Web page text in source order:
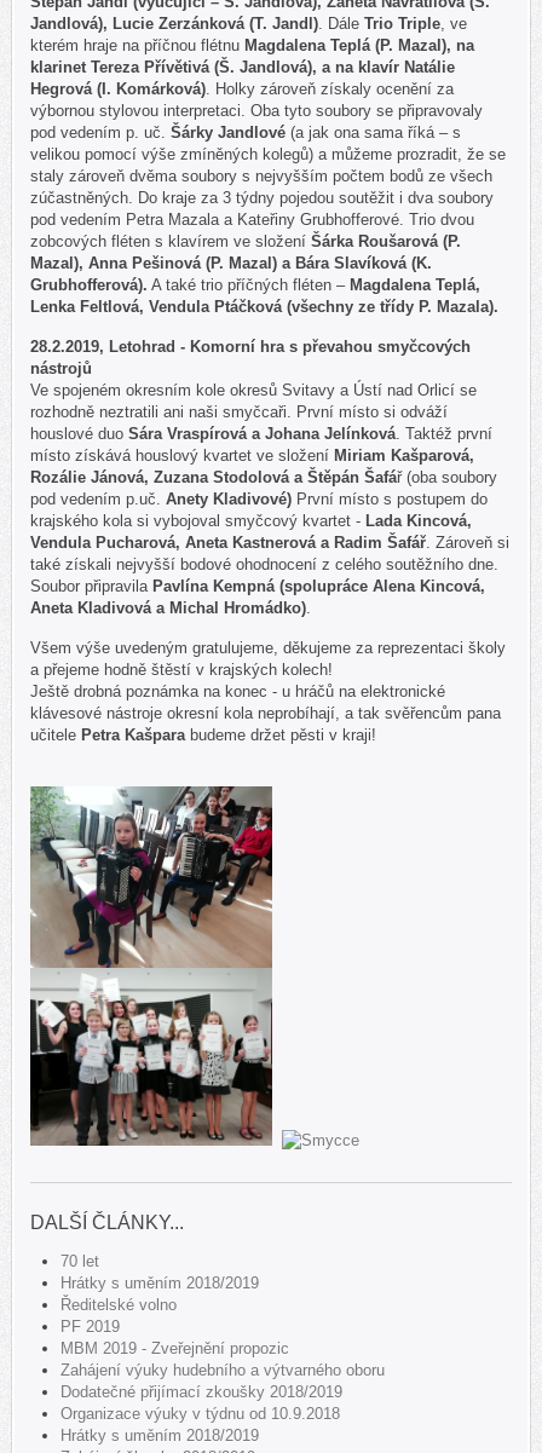
Jandlová), Lucie Zerzánková (T. Jandl) . Dále Trio Triple , ve
kterém hraje na příčnou flétnu Magdalena Teplá (P. Mazal), na
klarinet Tereza Přívětivá (Š. Jandlová), a na klavír Natálie
Hegrová (I. Komárková) . Holky zároveň získaly ocenění za
výbornou stylovou interpretaci. Oba tyto soubory se připravovaly
pod vedením p. uč. Šárky Jandlové (a jak ona sama říká – s
velikou pomocí výše zmíněných kolegů) a můžeme prozradit, že se
staly zároveň dvěma soubory s nejvyšším počtem bodů ze všech
zúčastněných . Do kraje za 3 týdny pojedou soutěžit i dva soubory
pod vedením Petra Mazala a Kateřiny Grubhofferové. Trio dvou
zobcových fléten s klavírem ve složení Šárka Roušarová (P.
Mazal), Anna Pešinová (P. Mazal) a Bára Slavíková (K.
Grubhofferová). A také trio příčných fléten – Magdalena Teplá,
Lenka Feltlová, Vendula Ptáčková (všechny ze třídy P. Mazala).
28.2.2019, Letohrad - Komorní hra s převahou smyčcových
nástrojů
Ve spojeném okresním kole okresů Svitavy a Ústí nad Orlicí se
rozhodně neztratili ani naši smyčcaři. První místo si odváží
houslové duo Sára Vraspírová a Johana Jelínková . Taktéž první
místo získává houslový kvartet ve složení Miriam Kašparová,
Rozálie Jánová, Zuzana Stodolová a Štěpán Šafář (oba soubory
pod vedením p.uč. Anety Kladivové) První místo s postupem do
krajského kola si vybojoval smyčcový kvartet - Lada Kincová,
Vendula Pucharová, Aneta Kastnerová a Radim Šafář . Zároveň si
také získali nejvyšší bodové ohodnocení z celého soutěžního dne.
Soubor připravila Pavlína Kempná (spolupráce Alena Kincová,
Aneta Kladivová a Michal Hromádko)
Všem výše uvedeným gratulujeme, děkujeme za reprezentaci školy
a přejeme hodně štěstí v krajských kolech!
Ještě drobná poznámka na konec - u hráčů na elektronické
klávesové nástroje okresní kola neprobíhají, a tak svěřencům pana
učitele Petra Kašpara budeme držet pěsti v kraji!
DALŠÍ ČLÁNKY...
70 let
Hrátky s uměním 2018/2019
Ředitelské volno
PF 2019
MBM 2019 - Zveřejnění propozic
Zahájení výuky hudebního a výtvarného oboru
Dodatečné přijímací zkoušky 2018/2019
Organizace výuky v týdnu od 10.9.2018
Hrátky s uměním 2018/2019